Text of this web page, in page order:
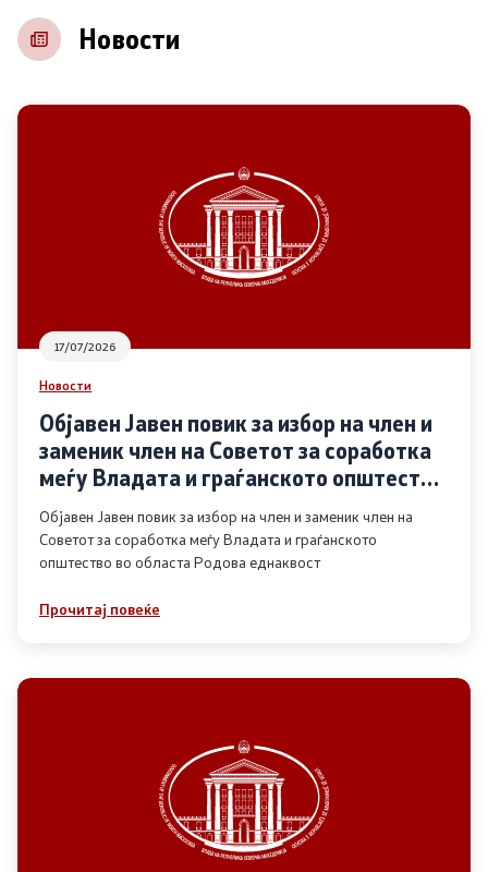
Контакт
Основање на здружение
Дијалог меѓу Владата и граѓанскиот сектор
Отворени денови за иницијативи на граѓанските
организации
Финансиска поддршка
Новости
17/07/2026
Новости
Објавен Јавен повик за избор на член и
заменик член на Советот за соработка
меѓу Владата и граѓанското општество
во областа Родова еднаквост
Објавен Јавен повик за избор на член и заменик член на
Советот за соработка меѓу Владата и граѓанското
општество во областа Родова еднаквост
Прочитај повеќе